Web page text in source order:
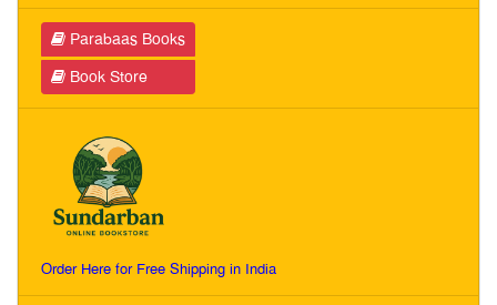
Parabaas Books
Book Store
Order Here for Free Shipping in India